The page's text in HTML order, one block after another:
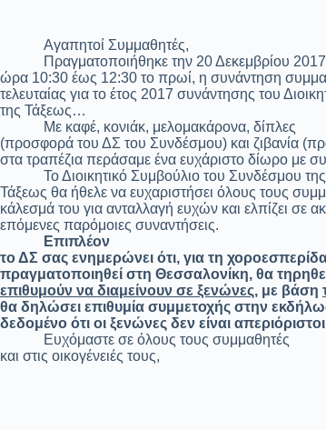
Αγαπητοί Συμμαθητές,
Πραγματοποιήθηκε την 20 Δεκεμβρίου
ώρα 10:30 έως 12:30 το πρωί, η συνάντηση
τελευταίας για το έτος 2017 συνάντησης του
της Τάξεως…
Με καφέ, κονιάκ, μελομακάρονα, δίπλες
(προσφορά του ΔΣ του Συνδέσμου) και ζιβανία
στα τραπέζια περάσαμε ένα ευχάριστο δίωρο με
Το Διοικητικό Συμβούλιο του Συνδέσμου της
Τάξεως θα ήθελε να ευχαριστήσει όλους τους
κάλεσμά του για ανταλλαγή ευχών και ελπίζει σε
επόμενες παρόμοιες συναντήσεις.
Επιπλέον
το ΔΣ σας ενημερώνει ότι, για τη
πραγματοποιηθεί στη Θεσσαλονίκη, θα
επιθυμούν να διαμείνουν σε ξενώνες, με βάση
θα δηλώσει επιθυμία συμμετοχής στην
δεδομένο ότι οι ξενώνες δεν είναι
Ευχόμαστε σε όλους τους συμμαθητές
και στις οικογένειές τους,